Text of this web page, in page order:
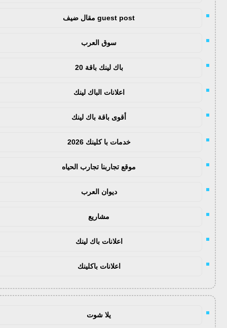
guest post مقال ضيف
سوق العرب
باك لينك باقة 20
اعلانات الباك لينك
أقوى باقة باك لينك
خدمات با كلينك 2026
موقع تجاربنا تجارب الحياه
ديوان العرب
مشاريع
اعلانات باك لينك
اعلانات باكلينك
يلا شوت